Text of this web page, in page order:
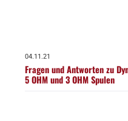
04.11.21
Fragen und Antworten zu
5 OHM und 3 OHM Spulen